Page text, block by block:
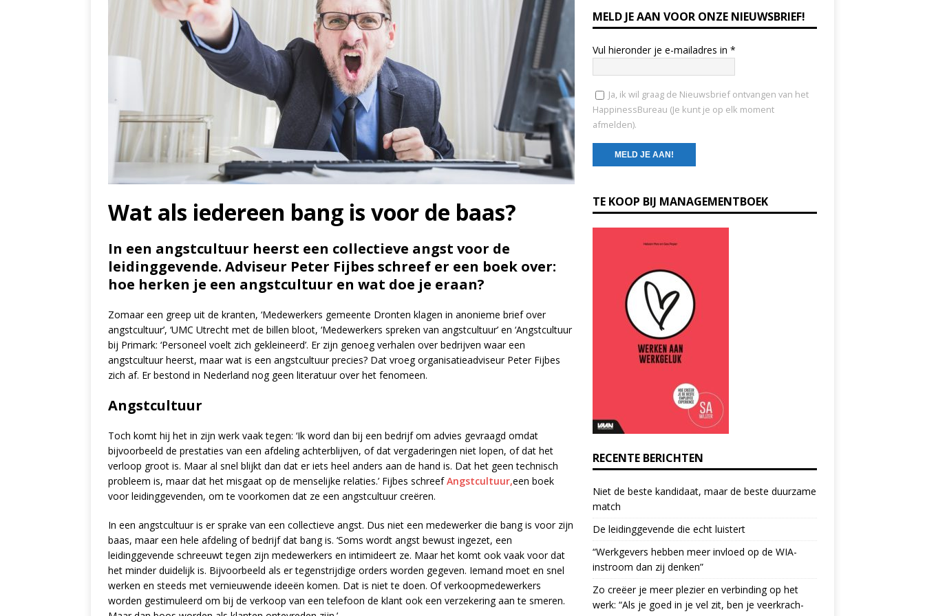
Wat als iedereen bang is voor de baas?
In een angstcultuur heerst een collectieve angst voor de
leidinggevende. Adviseur Peter Fijbes schreef er een boek over:
hoe herken je een angstcultuur en wat doe je eraan?
Zomaar een greep uit de kranten, ‘Medewerkers gemeente Dronten klagen in anonieme brief over
angstcultuur’, ‘UMC Utrecht met de billen bloot, ‘Medewerkers spreken van angstcultuur’ en ‘Angstcultuur
bij Primark: ‘Personeel voelt zich gekleineerd’. Er zijn genoeg verhalen over bedrijven waar een
angstcultuur heerst, maar wat is een angstcultuur precies? Dat vroeg organisatieadviseur Peter Fijbes
zich af. Er bestond in Nederland nog geen literatuur over het fenomeen.
Angstcultuur
Toch komt hij het in zijn werk vaak tegen: ‘Ik word dan bij een bedrijf om advies gevraagd omdat
bijvoorbeeld de prestaties van een afdeling achterblijven, of dat vergaderingen niet lopen, of dat het
verloop groot is. Maar al snel blijkt dan dat er iets heel anders aan de hand is. Dat het geen technisch
probleem is, maar dat het misgaat op de menselijke relaties.’ Fijbes schreefAngstcultuur,een boek
voor leidinggevenden, om te voorkomen dat ze een angstcultuur creëren.
In een angstcultuur is er sprake van een collectieve angst. Dus niet een medewerker die bang is voor zijn
baas, maar een hele afdeling of bedrijf dat bang is. ‘Soms wordt angst bewust ingezet, een
leidinggevende schreeuwt tegen zijn medewerkers en intimideert ze. Maar het komt ook vaak voor dat
het minder duidelijk is. Bijvoorbeeld als er tegenstrijdige orders worden gegeven. Iemand moet en snel
werken en steeds met vernieuwende ideeën komen. Dat is niet te doen. Of verkoopmedewerkers
worden gestimuleerd om bij de verkoop van een telefoon de klant ook een verzekering aan te smeren.
MELD JE AAN VOOR ONZE NIEUWSBRIEF!
Vul hieronder je e-mailadres in *
Ja, ik wil graag de Nieuwsbrief ontvangen van het
HappinessBureau (Je kunt je op elk moment
afmelden).
o
n
s
.
P
l
e
a
s
e
l
e
a
v
TE KOOP BIJ MANAGEMENTBOEK
RECENTE BERICHTEN
Niet de beste kandidaat, maar de beste duurzame
match
De leidinggevende die echt luistert
“Werkgevers hebben meer invloed op de WIA-
instroom dan zij denken”
Zo creëer je meer plezier en verbinding op het
werk: “Als je goed in je vel zit, ben je veerkrach­